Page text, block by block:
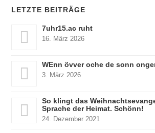
LETZTE BEITRÄGE
7uhr15.ac ruht
16. März 2026
WEnn övver oche de sonn
3. März 2026
So klingt das
Sprache der Heimat. Schönn!
24. Dezember 2021